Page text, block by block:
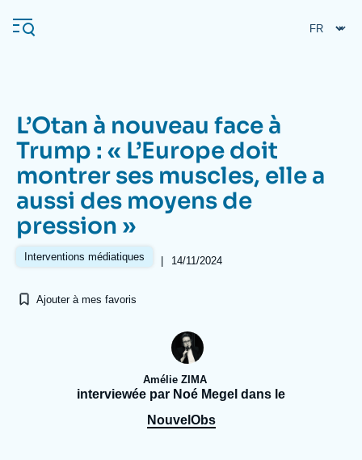
au
contenu
Navigation
principale
L'Ifri
Analyses
Se connecter
À propos de l'Ifri Recherches fréquentes
L’Otan à nouveau face à
Trump : « L’Europe doit
montrer ses muscles, elle a
aussi des moyens de
pression »
Interventions médiatiques | 14/11/2024
Ajouter à mes favoris
Amélie ZIMA
interviewée par Noé Megel dans le
NouvelObs